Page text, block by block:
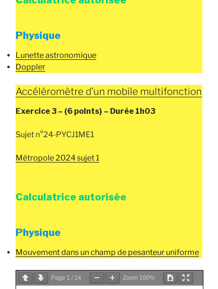
Physique
Lunette astronomique
Doppler
Accéléromètre d’un mobile multifonction
Exercice 3 – (6 points) – Durée 1h03
Sujet n°24-PYCJ1ME1
Métropole 2024 sujet 1
Calculatrice autorisée
Physique
Mouvement dans un champ de pesanteur uniforme
Page 1 / 14 Zoom 100%